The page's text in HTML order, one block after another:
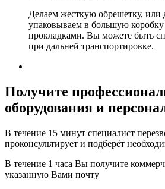
Делаем жесткую обрешетку, или
упаковываем в большую
прокладками. Вы можете быть
при дальней транспортировке.
Получите
оборудования и
В течение 15 минут специалист
проконсультирует и подберёт
В течение 1 часа Вы получите
указанную Вами почту